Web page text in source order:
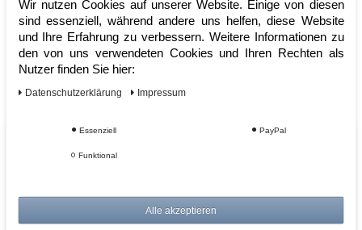
Sofort lieferbar
Kauf auf Rechnung
Wir nutzen Cookies auf unserer Website. Einige von diesen
sind essenziell, während andere uns helfen, diese Website
und Ihre Erfahrung zu verbessern. Weitere Informationen zu
den von uns verwendeten Cookies und Ihren Rechten als
Nutzer finden Sie hier:
Daten­schutz­erklärung Impressum
Essenziell PayPal
Funktional
Alle akzeptieren